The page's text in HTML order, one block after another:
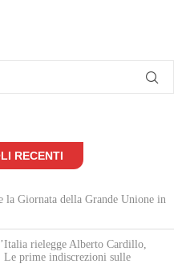
RECENTI
Giornata della Grande Unione in
rielegge Alberto Cardillo,
Le prime indiscrezioni sulle